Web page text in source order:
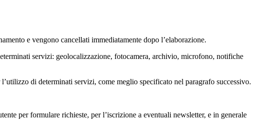
e vengono cancellati immediatamente dopo l’elaborazione.
servizi: geolocalizzazione, fotocamera, archivio, microfono, notifiche
di determinati servizi, come meglio specificato nel paragrafo successivo.
per formulare richieste, per l’iscrizione a eventuali newsletter, e in generale